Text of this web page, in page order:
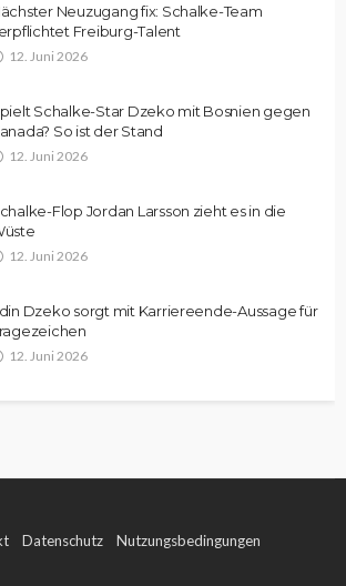
Neuzugang fix: Schalke-Team
Freiburg-Talent
12. Juni 2026
Schalke-Star Dzeko mit Bosnien gegen
So ist der Stand
12. Juni 2026
Flop Jordan Larsson zieht es in die
12. Juni 2026
Dzeko sorgt mit Karriereende-Aussage für
12. Juni 2026
Datenschutz Nutzungsbedingungen